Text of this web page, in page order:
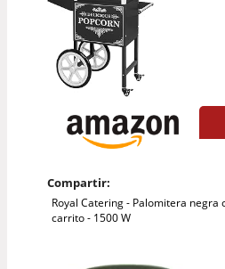
Compartir:
Royal Catering - Palomitera negra
carrito - 1500 W